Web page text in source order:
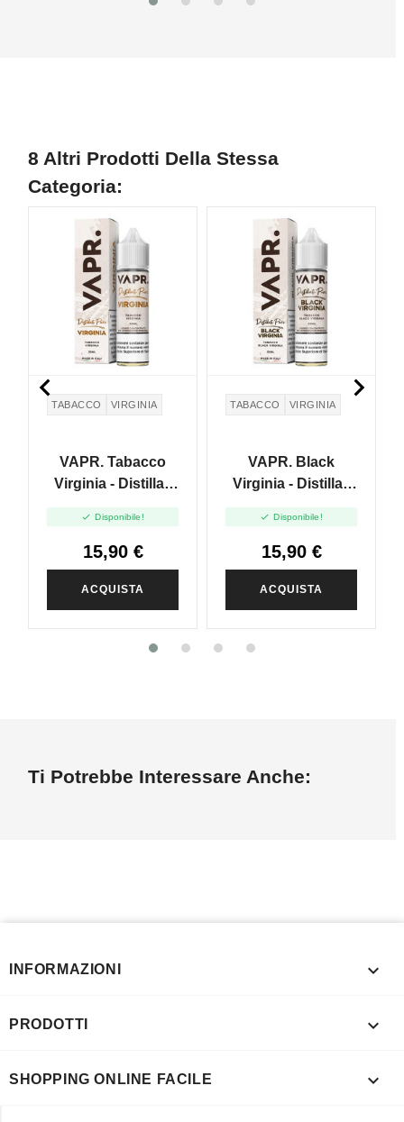
8 Altri Prodotti Della Stessa
Categoria:
TABACCO VIRGINIA
VAPR. Tabacco
Virginia - Distillati
20ml
 Disponibile!
15,90 €
ACQUISTA
TABACCO VIRGINIA
VAPR. Black
Virginia - Distillati
20ml
 Disponibile!
15,90 €
ACQUISTA
 
Ti Potrebbe Interessare Anche:
INFORMAZIONI 
PRODOTTI 
SHOPPING ONLINE FACILE 